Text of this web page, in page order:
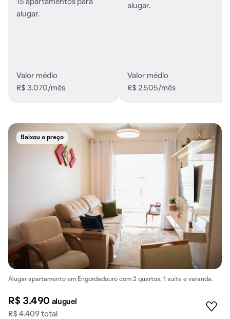
15 apartamentos para
alugar.
Valor médio
R$ 3.070/mês
alugar.
Valor médio
R$ 2.505/mês
Baixou o preço
Alugar apartamento em Engordadouro com 2 quartos, 1 suíte e varanda.
R$ 3.490 aluguel
R$ 4.409 total